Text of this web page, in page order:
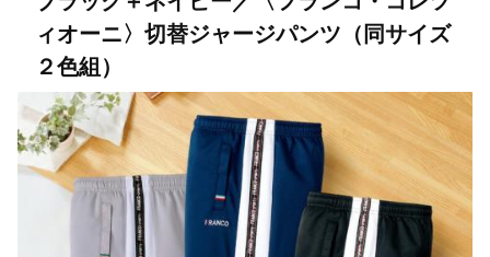
ィオーニ〉切替ジャージパンツ（同サイズ
２色組）